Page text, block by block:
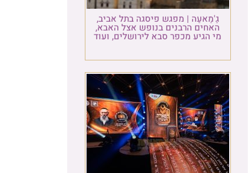
גַ'מַאעַה | מפגש פיסגה בתל אביב,
האחים הרבנים בנופש אצל האבא,
מי הגיע מכפר סבא לירושלים, ועוד